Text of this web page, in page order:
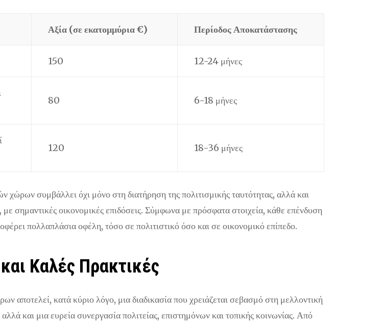
Αξία (σε εκατομμύρια €) Περίοδος Αποκατάστασης
150 12-24 μήνες
80 6-18 μήνες
120 18-36 μήνες
χώρων συμβάλλει όχι μόνο στη διατήρηση της πολιτισμικής ταυτότητας, αλλά και
σημαντικές οικονομικές επιδόσεις. Σύμφωνα με πρόσφατα στοιχεία, κάθε επένδυση
πολλαπλάσια οφέλη, τόσο σε πολιτιστικό όσο και σε οικονομικό επίπεδο.
Καλές Πρακτικές
αποτελεί, κατά κύριο λόγο, μια διαδικασία που χρειάζεται σεβασμό στη μελλοντική
και μια ευρεία συνεργασία πολιτείας, επιστημόνων και τοπικής κοινωνίας. Από